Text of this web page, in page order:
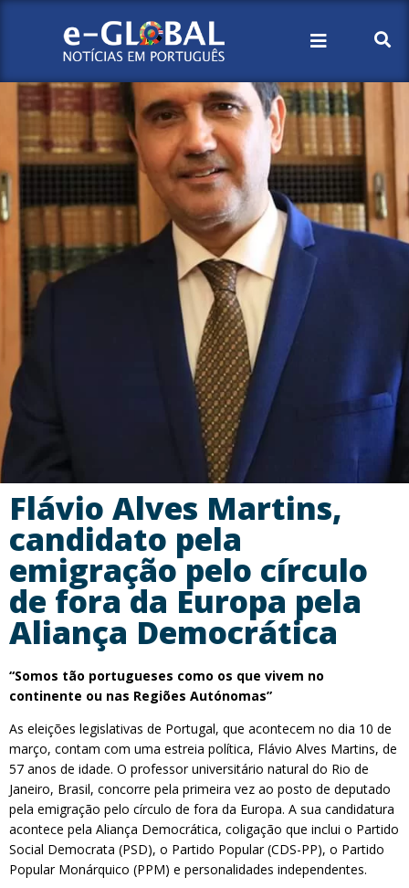
Flávio Alves Martins,
candidato pela
emigração pelo círculo
de fora da Europa pela
Aliança Democrática
“Somos tão portugueses como os que vivem no
continente ou nas Regiões Autónomas”
As eleições legislativas de Portugal, que acontecem no dia 10 de
março, contam com uma estreia política, Flávio Alves Martins, de
57 anos de idade. O professor universitário natural do Rio de
Janeiro, Brasil, concorre pela primeira vez ao posto de deputado
pela emigração pelo círculo de fora da Europa. A sua candidatura
acontece pela Aliança Democrática, coligação que inclui o Partido
Social Democrata (PSD), o Partido Popular (CDS-PP), o Partido
Popular Monárquico (PPM) e personalidades independentes.